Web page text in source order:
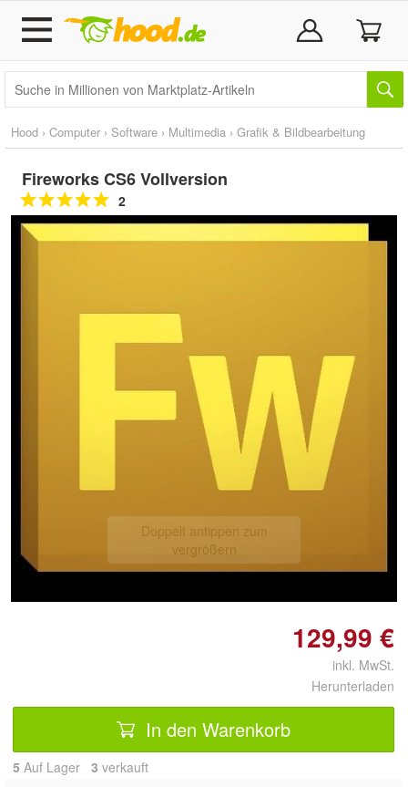
Hood › Computer › Software › Multimedia › Grafik & Bildbearbeitung
Fireworks CS6 Vollversion
2
Doppelt antippen zum
vergrößern
129,99 €
inkl. MwSt.
Herunterladen
In den Warenkorb
5 Auf Lager 3 verkauft